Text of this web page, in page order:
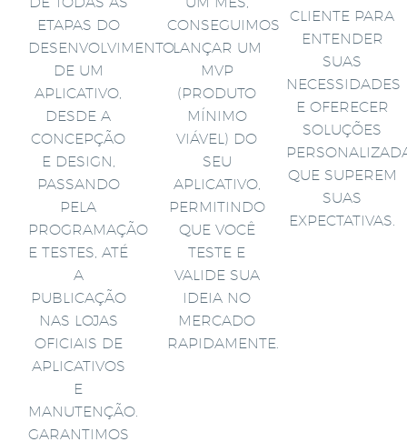
ETAPAS DO
DESENVOLVIMENTO
DE UM
APLICATIVO,
DESDE A
CONCEPÇÃO
E DESIGN,
PASSANDO
PELA
PROGRAMAÇÃO
E TESTES, ATÉ
A
PUBLICAÇÃO
NAS LOJAS
OFICIAIS DE
APLICATIVOS
E
MANUTENÇÃO.
GARANTIMOS
CONSEGUIMOS
LANÇAR UM
MVP
(PRODUTO
MÍNIMO
VIÁVEL) DO
SEU
APLICATIVO,
PERMITINDO
QUE VOCÊ
TESTE E
VALIDE SUA
IDEIA NO
MERCADO
RAPIDAMENTE.
CLIENTE PARA
ENTENDER
SUAS
NECESSIDADES
E OFERECER
SOLUÇÕES
QUE SUPEREM
SUAS
EXPECTATIVAS.